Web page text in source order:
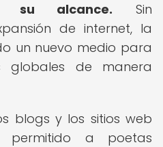
su alcance. Sin
de internet, la
un nuevo medio para
globales de manera
blogs y los sitios web
permitido a poetas